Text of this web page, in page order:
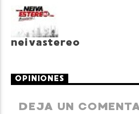
neivastereo
OPINIONES
DEJA UN